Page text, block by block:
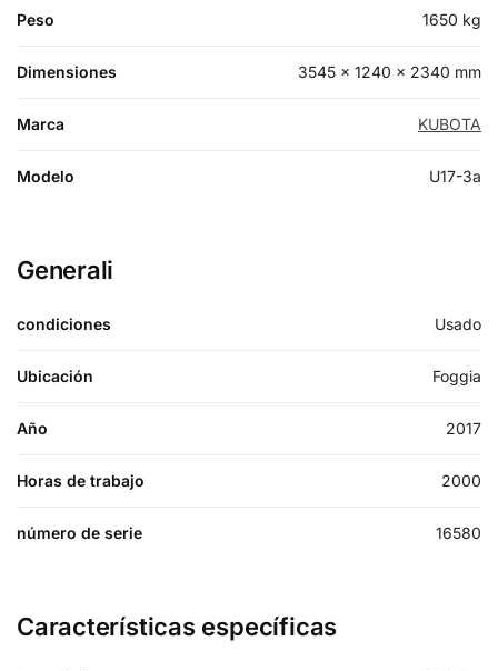
Peso 1650 kg
Dimensiones 3545 × 1240 × 2340 mm
Marca KUBOTA
Modelo U17-3a
Generali
condiciones Usado
Ubicación Foggia
Año 2017
Horas de trabajo 2000
número de serie 16580
Características específicas